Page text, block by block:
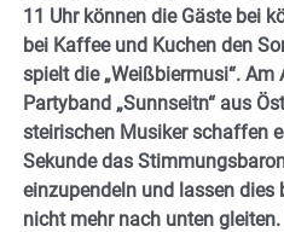
11 Uhr können die Gäste bei
bei Kaffee und Kuchen den
spielt die „Weißbiermusi“. Am
Partyband „Sunnseitn“ aus
steirischen Musiker schaffen
Sekunde das
einzupendeln und lassen dies
nicht mehr nach unten